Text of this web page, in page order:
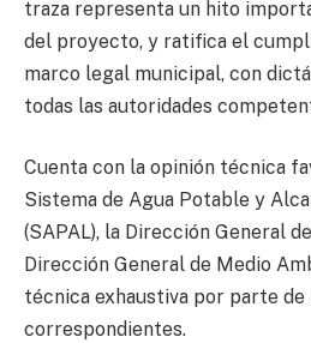
traza representa un hito
del proyecto, y ratifica el
marco legal municipal, con
todas las autoridades
Cuenta con la opinión técnica
Sistema de Agua Potable y
(SAPAL), la Dirección General
Dirección General de Medio
técnica exhaustiva por parte de
correspondientes.